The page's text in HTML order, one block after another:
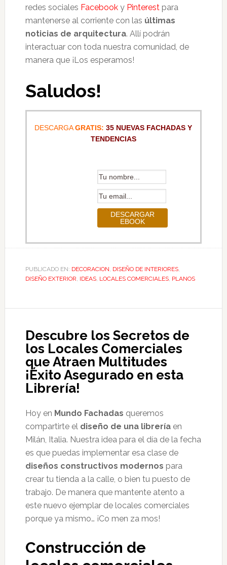
redes sociales Facebooky Pinterestpara
mantenerse al corriente con las últimas
noticias de arquitectura. Allí podrán
interactuar con toda nuestra comunidad, de
manera que ¡Los esperamos!
Saludos!
DESCARGAGRATIS: 35 NUEVAS FACHADAS Y
TENDENCIAS
PUBLICADO EN: DECORACION DISEÑO DE INTERIORES,
DISEÑO EXTERIOR IDEAS, LOCALES COMERCIALES, PLANOS
Descubre los Secretos de
los Locales Comerciales
que Atraen Multitudes
¡Éxito Asegurado en esta
Librería!
Hoy en Mundo Fachadas queremos
compartirte el diseño de una libreríaen
Milán, Italia. Nuestra idea para el día de la fecha
es que puedas implementar esa clase de
diseños constructivos modernos para
crear tu tienda a la calle, o bien tu puesto de
trabajo. De manera que mantente atento a
este nuevo ejemplar de locales comerciales
porque ya mismo… ¡Co men za mos!
Construcción de